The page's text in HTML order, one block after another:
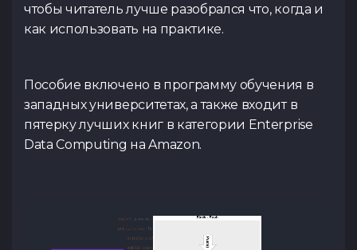
чтобы читатель лучше разобрался что, когда и
как использовать на практике.
Пособие включено в программу обучения в
западных университетах, а также входит в
пятерку лучших книг в категории Enterprise
Data Computing на Amazon.